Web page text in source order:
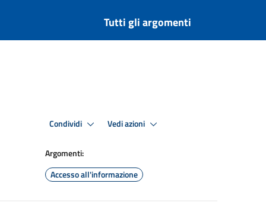
Tutti gli argomenti
Condividi Vedi azioni
Argomenti:
Accesso all'informazione